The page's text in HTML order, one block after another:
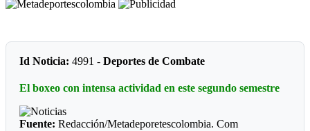
Id Noticia: 4991 -Deportes de Combate
El boxeo con intensa actividad en este segundo semestre
Fuente: Redacción/Metadeporetescolombia. Com